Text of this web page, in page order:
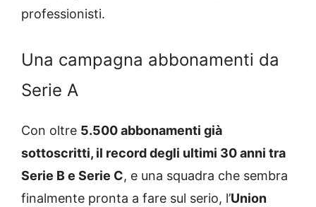
professionisti.
Una campagna abbonamenti da
Serie A
Con oltre 5.500 abbonamenti già
sottoscritti, il record degli ultimi 30 anni tra
Serie B e Serie C, e una squadra che sembra
finalmente pronta a fare sul serio, l’Union